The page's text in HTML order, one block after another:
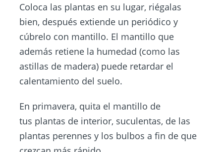
Coloca las plantas en su lugar, riégalas
bien, después extiende un periódico y
cúbrelo con mantillo. El mantillo que
además retiene la humedad (como las
astillas de madera) puede retardar el
calentamiento del suelo.
En primavera, quita el mantillo de
tus plantas de interior, suculentas, de las
plantas perennes y los bulbos a fin de que